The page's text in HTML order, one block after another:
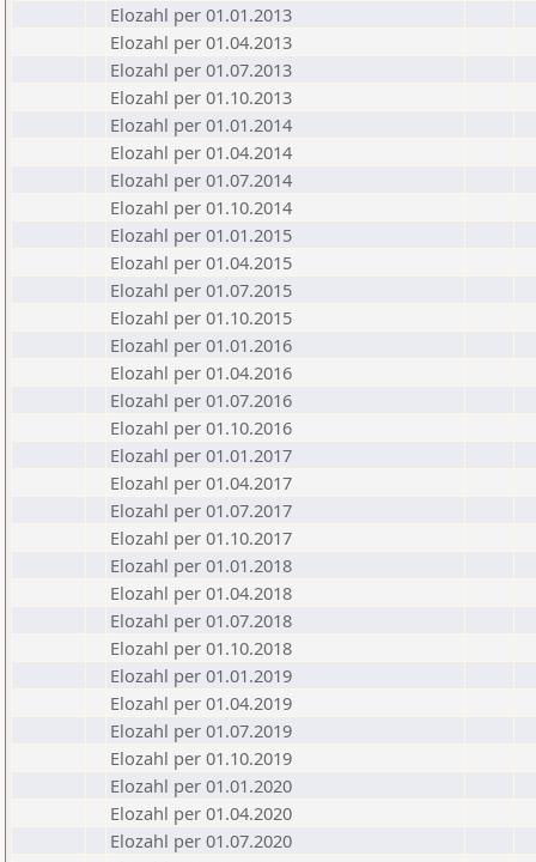
Elozahl per 01.01.2013
Elozahl per 01.04.2013
Elozahl per 01.07.2013
Elozahl per 01.10.2013
Elozahl per 01.01.2014
Elozahl per 01.04.2014
Elozahl per 01.07.2014
Elozahl per 01.10.2014
Elozahl per 01.01.2015
Elozahl per 01.04.2015
Elozahl per 01.07.2015
Elozahl per 01.10.2015
Elozahl per 01.01.2016
Elozahl per 01.04.2016
Elozahl per 01.07.2016
Elozahl per 01.10.2016
Elozahl per 01.01.2017
Elozahl per 01.04.2017
Elozahl per 01.07.2017
Elozahl per 01.10.2017
Elozahl per 01.01.2018
Elozahl per 01.04.2018
Elozahl per 01.07.2018
Elozahl per 01.10.2018
Elozahl per 01.01.2019
Elozahl per 01.04.2019
Elozahl per 01.07.2019
Elozahl per 01.10.2019
Elozahl per 01.01.2020
Elozahl per 01.04.2020
Elozahl per 01.07.2020